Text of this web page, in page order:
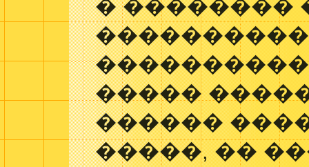
� ��������
����������
�����
������
�����, ��